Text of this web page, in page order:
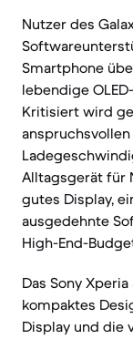
Nutzer des
Smartphone
lebendige
Kritisiert wird
Alltagsgerät für
gutes Display,
ausgedehnte
High-End-
Das Sony
kompaktes
Display und die